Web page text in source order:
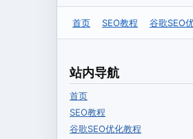
首页 SEO教程 谷歌SEO
站内导航
首页
SEO教程
谷歌SEO优化教程